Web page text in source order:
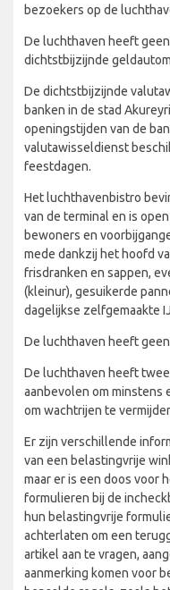
bezoekers op de
De luchthaven heeft
dichtstbijzijnde
De dichtstbijzijnde
banken in de stad
openingstijden van de
valutawisseldienst
feestdagen.
Het luchthavenbistro
van de terminal en is
bewoners en
mede dankzij het hoofd
frisdranken en sappen,
(kleinur), gesuikerde
dagelijkse zelfgemaakte
De luchthaven heeft
De luchthaven heeft
aanbevolen om minstens
om wachtrijen te
Er zijn verschillende
van een belastingvrije
maar er is een doos voor
formulieren bij de
hun belastingvrije
achterlaten om een
artikel aan te vragen,
aanmerking komen voor